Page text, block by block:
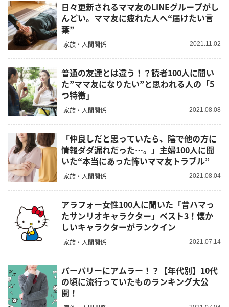
日々更新されるママ友のLINEグループがし
んどい。ママ友に疲れた人へ“届けたい言
葉”
家族・人間関係 2021.11.02
普通の友達とは違う！？読者100人に聞い
た”ママ友になりたい”と思われる人の「5
つ特徴」
家族・人間関係 2021.08.08
「仲良しだと思っていたら、陰で他の方に
情報ダダ漏れだった…。」主婦100人に聞
いた“本当にあった怖いママ友トラブル”
家族・人間関係 2021.08.04
アラフォー女性100人に聞いた「昔ハマっ
たサンリオキャラクター」ベスト3！懐か
しいキャラクターがランクイン
家族・人間関係 2021.07.14
バーバリーにアムラー！？【年代別】10代
の頃に流行っていたものランキング大公
開！